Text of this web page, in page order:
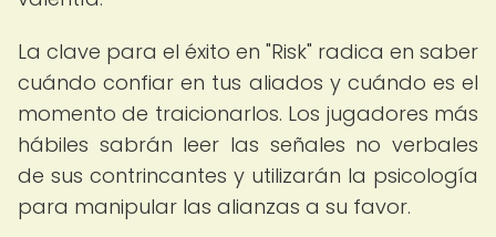
La clave para el éxito en "Risk" radica en saber
cuándo confiar en tus aliados y cuándo es el
momento de traicionarlos. Los jugadores más
hábiles sabrán leer las señales no verbales
de sus contrincantes y utilizarán la psicología
para manipular las alianzas a su favor.